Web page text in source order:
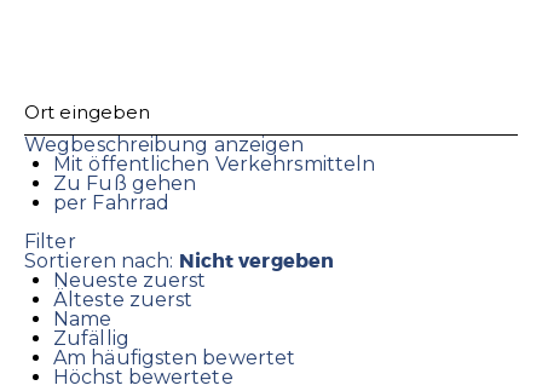
Wegbeschreibung anzeigen
Mit öffentlichen Verkehrsmitteln
Zu Fuß gehen
per Fahrrad
Filter
Sortieren nach: Nicht vergeben
Neueste zuerst
Älteste zuerst
Name
Zufällig
Am häufigsten bewertet
Höchst bewertete